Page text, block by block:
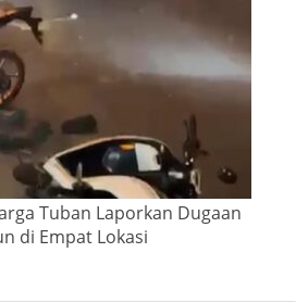
Tuban Laporkan Dugaan
di Empat Lokasi